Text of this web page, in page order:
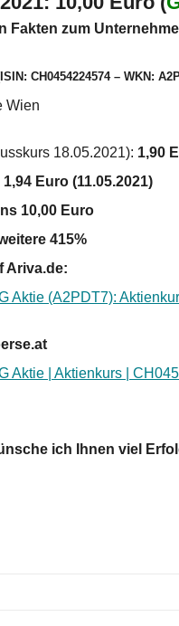
Fakten zum
CH0454224574 – WKN:
Wien
18.05.2021): 1,90
1,94 Euro (11.05.2021)
10,00 Euro
415%
Ariva.de:
Aktie (A2PDT7):
Aktie | Aktienkurs |
ich Ihnen viel